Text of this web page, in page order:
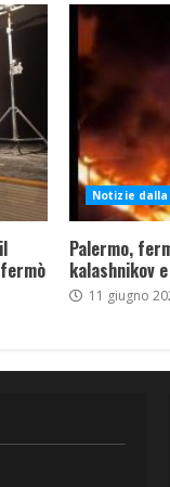
Notizie dalla
Palermo,
kalashnikov
11 giugno